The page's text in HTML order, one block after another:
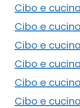
Cibo e
Cibo e
Cibo e
Cibo e
Cibo e
Cibo e